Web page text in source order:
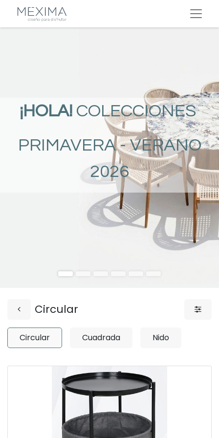
¡HOLA! COLECCIONES
PRIMAVERA - VERANO
2026
Circular
Circular Cuadrada Nido